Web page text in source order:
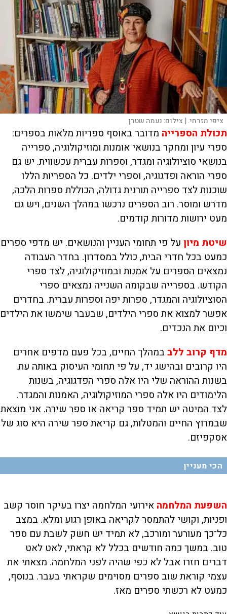
ציפי מזרחי. | צילום:נעמה שטרן
תכולת הספרייה מדובר באוסף ספריות מלאות בספרים:
ספרי עיון ומחקר בנושאי אומנות ומוזיקולוגיה, ספרייה
בנושאי סוציולוגיה ומגדר, וספרות עברית עכשווית. יש גם
ספרי הוראה ופדגוגיה, וספרי ילדים. כל הספריות הללו
שוכנות לצד ספרייה תורנית גדולה, הכוללת ספרות הלכה,
מדרש ומוסר. רוב הספרים נרכשו במהלך השנים, ויש גם
מעט ירושות מדורות קודמים.
שיטת מיון על פי תחומי העניין והנושאים. יש מדפי ספרים
כמעט בכל חדרי הבית, כולל במסדרון. בחדר העבודה
נמצאים הספרים על אמנות ובמוזיקולוגיה, לצד ספרי
הקודש. בספרייה שבקומה השנייה נמצאים ספרי
הסוציולוגיה והמגדר, ספרות יפה וספרות עברית. בחדרים
אפשר למצוא את ספרי הילדים, שבעבר שימשו את הילדים
וכיום את הנכדים.
מדף קרוב ללב במהלך החיים, בכל פעם מדפים אחרים
היו קרובים ובהישג יד, על פי תחומי העיסוק באותה עת.
בשנות ההוראה שלי היו אלה ספרי הפדגוגיה, בשנות
הלימודים היו אלה ספרי המוזיקולוגיה, האמנות והמגדר.
לצד המיטה יש תמיד ספר קריאה או ספר שירה. אני מוצאת
שבמרוץ החיים והמטלות, גם קריאת ספר שירה היא סוג של
אסקפיזם.
הכי מעניין
השפעת המלחמה אירועי המלחמה יצרו בעיקר חוסר קשב
ופניות, וקושי להתמסר לקריאה באופן רגוע ומלא. במצב
כל־כך מעורער ומורכב, לא תמיד יש חשק לשבת עם ספר
טוב. במשך כמה חודשים בכלל לא קראתי, לאט לאט
דברים חזרו אבל לא כפי שהיה לפני המלחמה. מצאתי את
עצמי קוראת שוב ספרים מסוימים שקראתי בעבר. בנוסף,
כמעט לא רכשתי ספרים מאז.